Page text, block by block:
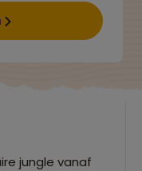
jungle vanaf